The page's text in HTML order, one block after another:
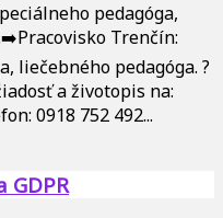
pedagóga,
Trenčín:
liečebného pedagóga. ?
a životopis na:
0918 752 492...
GDPR